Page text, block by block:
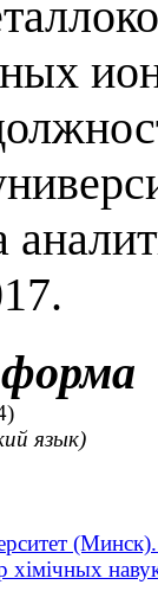
язык)
хімічных